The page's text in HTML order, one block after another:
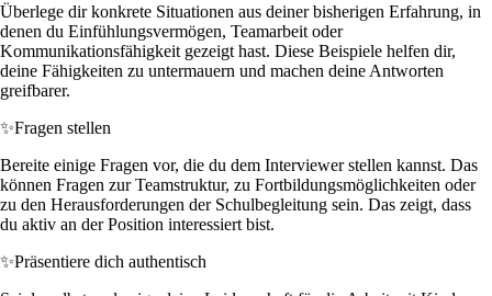
Überlege dir konkrete Situationen aus deiner bisherigen Erfahrung, in
denen du Einfühlungsvermögen, Teamarbeit oder
Kommunikationsfähigkeit gezeigt hast. Diese Beispiele helfen dir,
deine Fähigkeiten zu untermauern und machen deine Antworten
greifbarer.
✨Fragen stellen
Bereite einige Fragen vor, die du dem Interviewer stellen kannst. Das
können Fragen zur Teamstruktur, zu Fortbildungsmöglichkeiten oder
zu den Herausforderungen der Schulbegleitung sein. Das zeigt, dass
du aktiv an der Position interessiert bist.
✨Präsentiere dich authentisch